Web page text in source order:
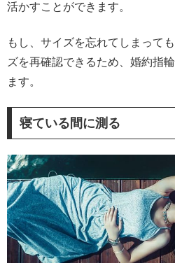
活かすことができます。
もし、サイズを忘れてしまって
ズを再確認できるため、婚約指
ます。
寝ている間に測る